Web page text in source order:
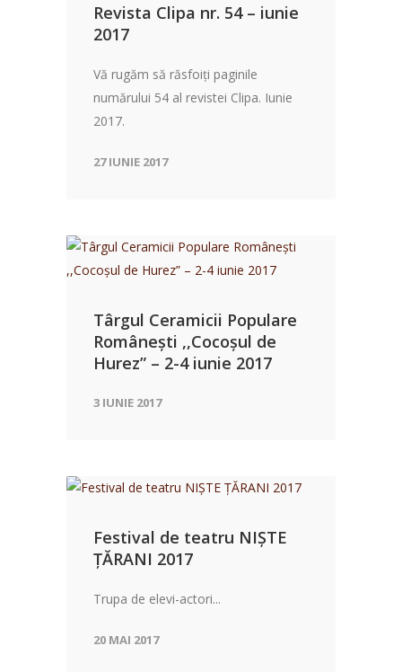
Revista Clipa nr. 54 – iunie
2017
Vă rugăm să răsfoiți paginile
numărului 54 al revistei Clipa. Iunie
2017.
27 IUNIE 2017
Târgul Ceramicii Populare
Românești ,,Cocoșul de
Hurez” – 2-4 iunie 2017
3 IUNIE 2017
Festival de teatru NIȘTE
ȚĂRANI 2017
Trupa de elevi-actori...
20 MAI 2017